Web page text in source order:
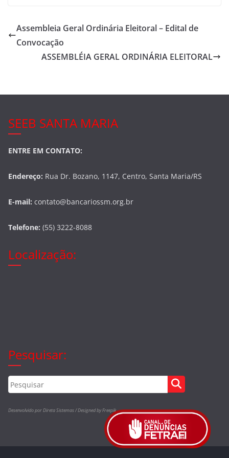
e
b
o
k
er e
Assembleia Geral Ordinária Eleitoral – Edital de
Convocação
ASSEMBLÉIA GERAL ORDINÁRIA ELEITORAL
SEEB SANTA MARIA
ENTRE EM CONTATO:
Endereço: Rua Dr. Bozano, 1147, Centro, Santa Maria/RS
E-mail: contato@bancariossm.org.br
Telefone: (55) 3222-8088
Localização:
Pesquisar:
Desenvolvido por Direta Sistemas /Designed by Freepik